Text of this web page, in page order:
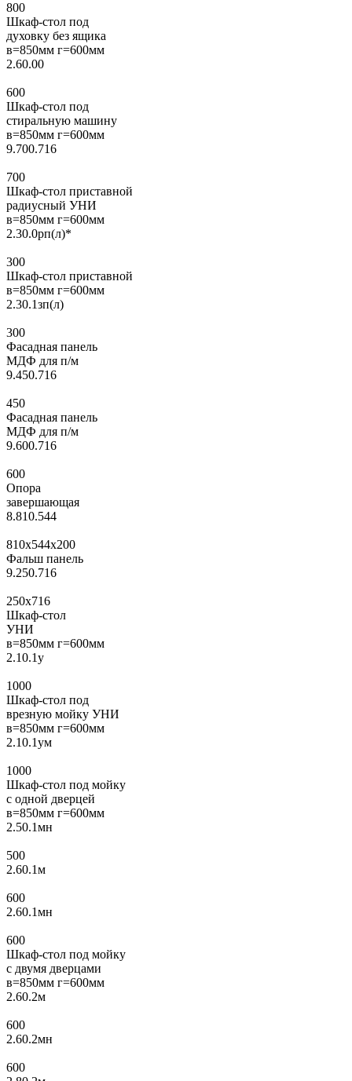
800
Шкаф-стол под
духовку без ящика
в=850мм г=600мм
2.60.00
600
Шкаф-стол под
стиральную машину
в=850мм г=600мм
9.700.716
700
Шкаф-стол приставной
радиусный УНИ
в=850мм г=600мм
2.30.0рп(л)*
300
Шкаф-стол приставной
в=850мм г=600мм
2.30.1зп(л)
300
Фасадная панель
МДФ для п/м
9.450.716
450
Фасадная панель
МДФ для п/м
9.600.716
600
Опора
завершающая
8.810.544
810x544x200
Фальш панель
9.250.716
250x716
Шкаф-стол
УНИ
в=850мм г=600мм
2.10.1у
1000
Шкаф-стол под
врезную мойку УНИ
в=850мм г=600мм
2.10.1ум
1000
Шкаф-стол под мойку
с одной дверцей
в=850мм г=600мм
2.50.1мн
500
2.60.1м
600
2.60.1мн
600
Шкаф-стол под мойку
с двумя дверцами
в=850мм г=600мм
2.60.2м
600
2.60.2мн
600